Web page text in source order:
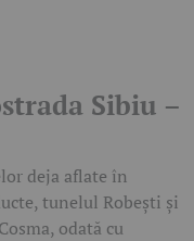
Sibiu –
deja aflate în
tunelul Robești și
odată cu